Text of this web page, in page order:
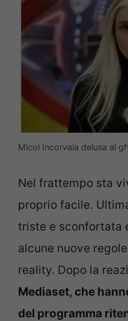
Micol Incorvaia delusa al
Nel frattempo sta
proprio facile.
triste e sconfortata
alcune nuove
reality. Dopo la
Mediaset, che
del programma